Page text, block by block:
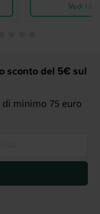
Vedi i
sconto del 5€ sul
di minimo 75 euro